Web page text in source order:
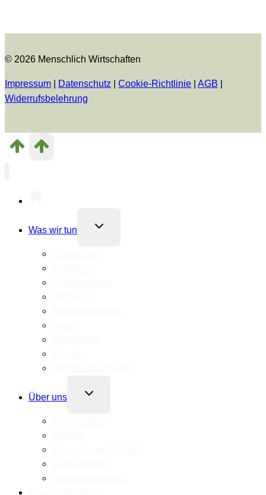
© 2026 Menschlich Wirtschaften
Impressum Datenschutz Cookie-Richtlinie AGB
Widerrufsbelehrung
Was wir tun
Untermenü
Über uns
Untermenü